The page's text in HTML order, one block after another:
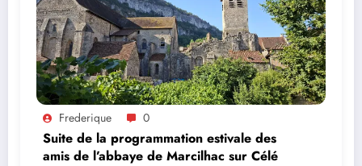
Frederique 0
Suite de la programmation estivale des
amis de l’abbaye de Marcilhac sur Célé